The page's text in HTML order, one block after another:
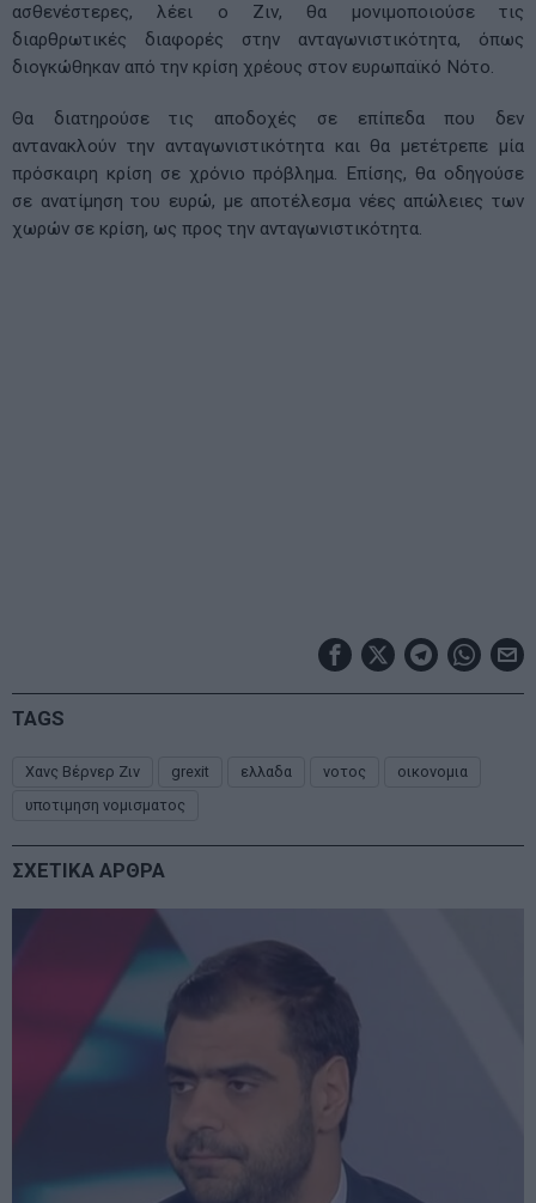
ασθενέστερες, λέει ο Ζιν, θα μονιμοποιούσε τις
διαρθρωτικές διαφορές στην ανταγωνιστικότητα, όπως
διογκώθηκαν από την κρίση χρέους στον ευρωπαϊκό Νότο.
Θα διατηρούσε τις αποδοχές σε επίπεδα που δεν
αντανακλούν την ανταγωνιστικότητα και θα μετέτρεπε μία
πρόσκαιρη κρίση σε χρόνιο πρόβλημα. Επίσης, θα οδηγούσε
σε ανατίμηση του ευρώ, με αποτέλεσμα νέες απώλειες των
χωρών σε κρίση, ως προς την ανταγωνιστικότητα.
TAGS
Χανς Βέρνερ Ζιν grexit ελλαδα νοτος
οικονομια
υποτιμηση νομισματος
ΣΧΕΤΙΚΑ ΑΡΘΡΑ